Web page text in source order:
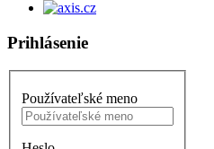
Prihlásenie
Používateľské meno